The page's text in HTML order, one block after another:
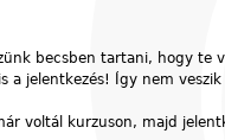
becsben tartani, hogy te
jelentkezés! Így nem
voltál kurzuson, majd